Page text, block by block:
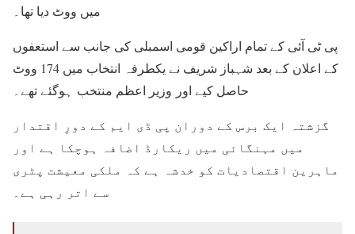
میں ووٹ دیا تھا۔
پی ٹی آئی کے تمام اراکین قومی اسمبلی کی جانب سے استعفوں
کے اعلان کے بعد شہباز شریف نے یکطرفہ انتخاب میں 174 ووٹ
حاصل کیے اور وزیر اعظم منتخب ہوگئے تھے۔
گزشتہ ایک برس کے دوران پی ڈی ایم کے دورِ اقتدار
میں مہنگائی میں ریکارڈ اضافہ ہوچکا ہے اور
ماہرین اقتصادیات کو خدشہ ہے کہ ملکی معیشت پٹری
سے اتر رہی ہے۔